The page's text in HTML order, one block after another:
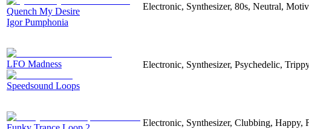
Quench My Desire
Igor Pumphonia
Electronic, Synthesizer, 80s, Neutral,
LFO Madness
Speedsound Loops
Electronic, Synthesizer, Psychedelic,
Electronic, Synthesizer, Clubbing, Happy,